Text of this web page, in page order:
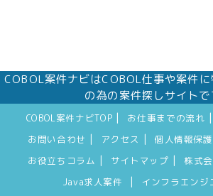
COBOL案件ナビはCOBOL仕事や案件
の為の案件探しサイトで
COBOL案件ナビTOP お仕事までの流れ
お問い合わせ アクセス 個人情報保
お役立ちコラム サイトマップ
株式
Java求人案件
インフラエンジ